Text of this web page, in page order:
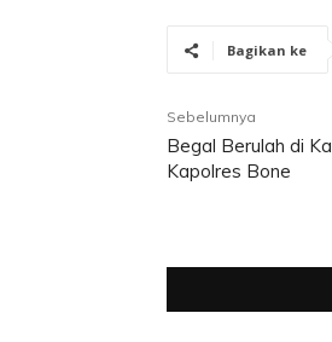
Bagikan ke
Sebelumnya
Begal Berulah di
Kapolres Bone